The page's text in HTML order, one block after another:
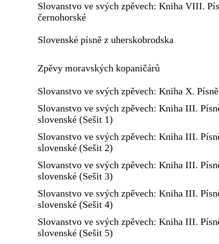
Slovanstvo ve svých zpěvech: Kniha VIII.
černohorské
Slovenské písně z uherskobrodska
Zpěvy moravských kopaničárů
Slovanstvo ve svých zpěvech: Kniha X.
Slovanstvo ve svých zpěvech: Kniha III.
slovenské (Sešit 1)
Slovanstvo ve svých zpěvech: Kniha III.
slovenské (Sešit 2)
Slovanstvo ve svých zpěvech: Kniha III.
slovenské (Sešit 3)
Slovanstvo ve svých zpěvech: Kniha III.
slovenské (Sešit 4)
Slovanstvo ve svých zpěvech: Kniha III.
slovenské (Sešit 5)